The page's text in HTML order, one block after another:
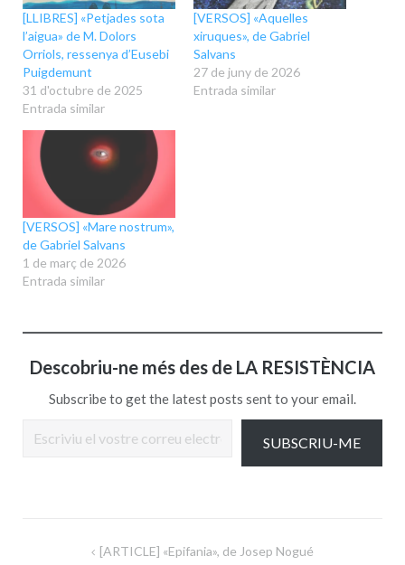
[LLIBRES] «Petjades sota
l’aigua» de M. Dolors
Orriols, ressenya d’Eusebi
Puigdemunt
31 d'octubre de 2025
Entrada similar
[VERSOS] «Aquelles
xiruques», de Gabriel
Salvans
27 de juny de 2026
Entrada similar
[VERSOS] «Mare nostrum»,
de Gabriel Salvans
1 de març de 2026
Entrada similar
Descobriu-ne més des de LA RESISTÈNCIA
Subscribe to get the latest posts sent to your email.
SUBSCRIU-ME
Navegació[ARTICLE] «Epifania», de Josep Nogué